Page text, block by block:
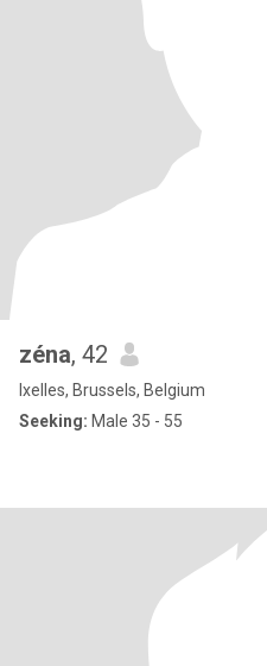
zéna, 42
Ixelles, Brussels, Belgium
Seeking: Male 35 - 55